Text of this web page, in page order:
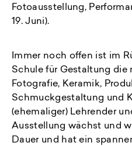
Fotoausstellung,
19. Juni).
Immer noch offen ist im
Schule für Gestaltung die
Fotografie, Keramik,
Schmuckgestaltung und
(ehemaliger) Lehrender
Ausstellung wächst und
Dauer und hat ein